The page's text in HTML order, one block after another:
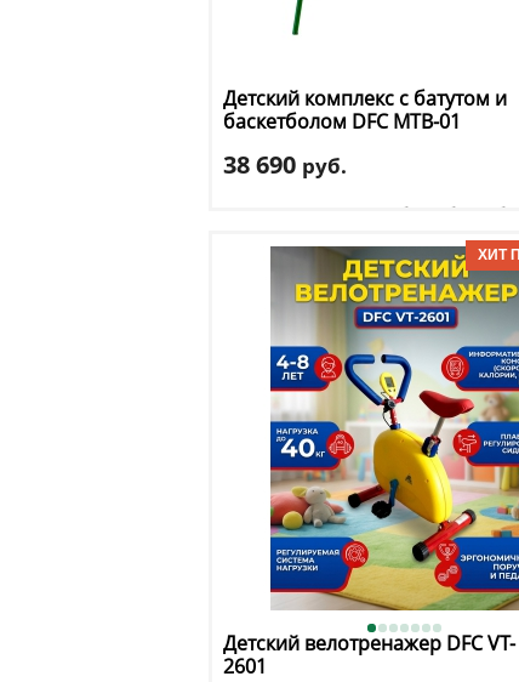
Детский комплекс с батутом и
баскетболом DFCMTB-01
38 690 руб.
: мини-батут,
Макс. нагрузка: 145 кг
Возраст, от: 3
Возраст, до: 10
Доставка:БЕСПЛАТНО, 2-3 дня
Детский велотренажер DFCVT-
2601